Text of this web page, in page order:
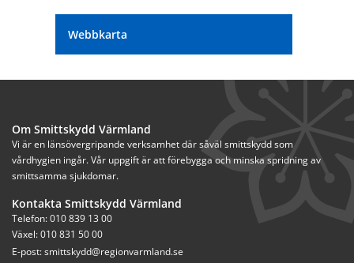
Webbkarta
Om Smittskydd Värmland
Vi är en länsövergripande verksamhet där såväl smittskydd som
vårdhygien ingår. Vår uppgift är att förebygga och minska spridning av
smittsamma sjukdomar.
Kontakta Smittskydd Värmland
Telefon: 010 839 13 00
Växel: 010 831 50 00
E-post: smittskydd@regionvarmland.se